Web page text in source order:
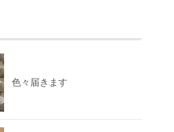
色々届きます